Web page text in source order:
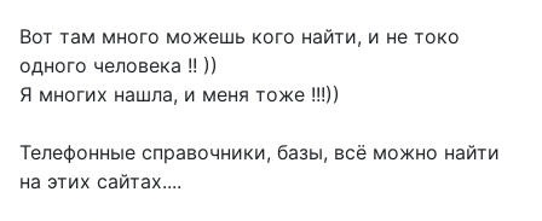
Вот там много можешь кого найти, и не токо
одного человека !! ))
Я многих нашла, и меня тоже !!!))
Телефонные справочники, базы, всё можно найти
на этих сайтах....